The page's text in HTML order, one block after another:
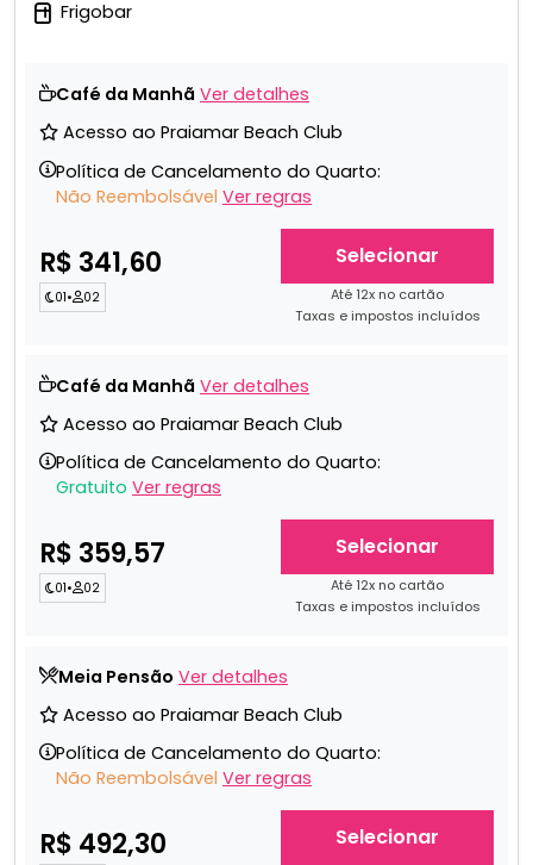
Frigobar
Café da Manhã Ver detalhes
Acesso ao Praiamar Beach Club
Política de Cancelamento do Quarto:
Não Reembolsável Ver regras
R$ 341,60
01• 02
Selecionar
Até 12x no cartão
Taxas e impostos incluídos
Café da Manhã Ver detalhes
Acesso ao Praiamar Beach Club
Política de Cancelamento do Quarto:
Gratuito Ver regras
R$ 359,57
01• 02
Selecionar
Até 12x no cartão
Taxas e impostos incluídos
Meia Pensão Ver detalhes
Acesso ao Praiamar Beach Club
Política de Cancelamento do Quarto:
Não Reembolsável Ver regras
R$ 492,30 Selecionar